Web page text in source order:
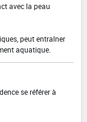
avec la peau
peut entraîner
aquatique.
se référer à